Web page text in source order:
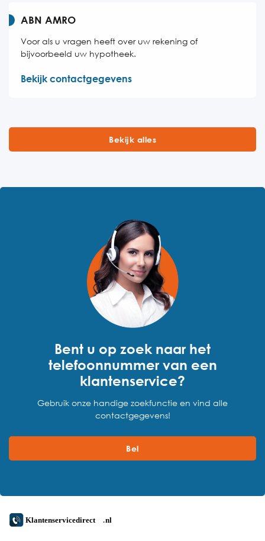
ABN AMRO
Voor als u vragen heeft over uw rekening of
bijvoorbeeld uw hypotheek.
Bekijk contactgegevens
Bekijk alles
Bent u op zoek naar het
telefoonnummer van een
klantenservice?
Gebruik onze handige zoekfunctie en vind alle
contactgegevens!
Bel